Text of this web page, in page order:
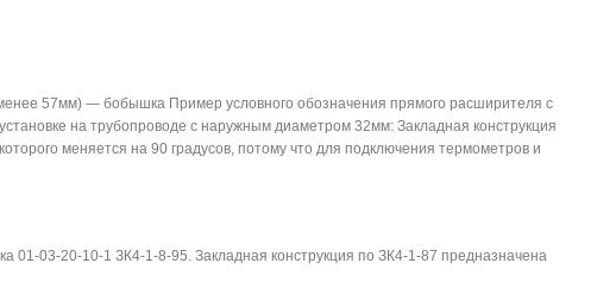
57мм) — бобышка Пример условного обозначения прямого расширителя с
на трубопроводе с наружным диаметром 32мм: Закладная конструкция
меняется на 90 градусов, потому что для подключения термометров и
03-20-10-1 ЗК4-1-8-95. Закладная конструкция по ЗК4-1-87 предназначена